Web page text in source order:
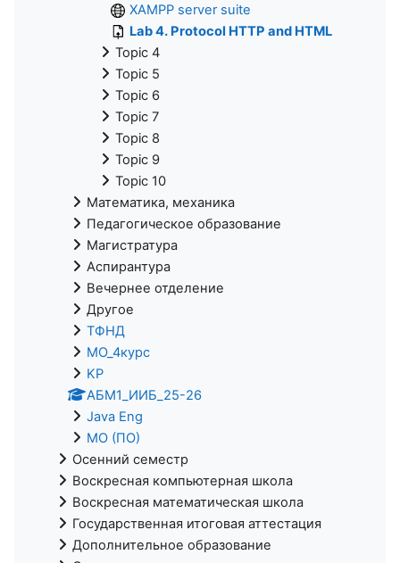
XAMPP server suite
Lab 4. Protocol HTTP and HTML
Topic 4
Topic 5
Topic 6
Topic 7
Topic 8
Topic 9
Topic 10
Математика, механика
Педагогическое образование
Магистратура
Аспирантура
Вечернее отделение
Другое
ТФНД
МО_4курс
KP
АБМ1_ИИБ_25-26
Java Eng
МО (ПО)
Осенний семестр
Воскресная компьютерная школа
Воскресная математическая школа
Государственная итоговая аттестация
Дополнительное образование